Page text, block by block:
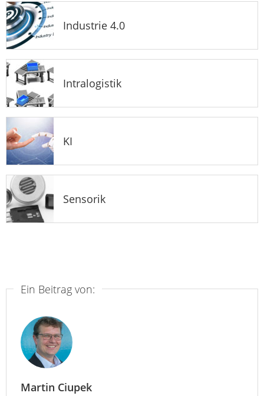
Industrie 4.0
Intralogistik
KI
Sensorik
Ein Beitrag von:
Martin Ciupek